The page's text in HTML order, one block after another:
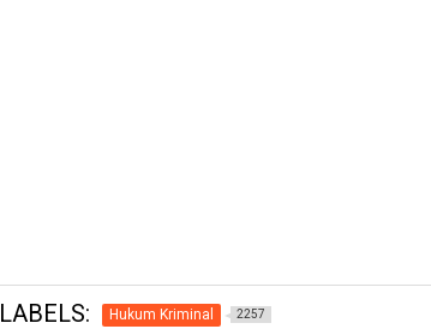
LABELS: Hukum Kriminal 2257